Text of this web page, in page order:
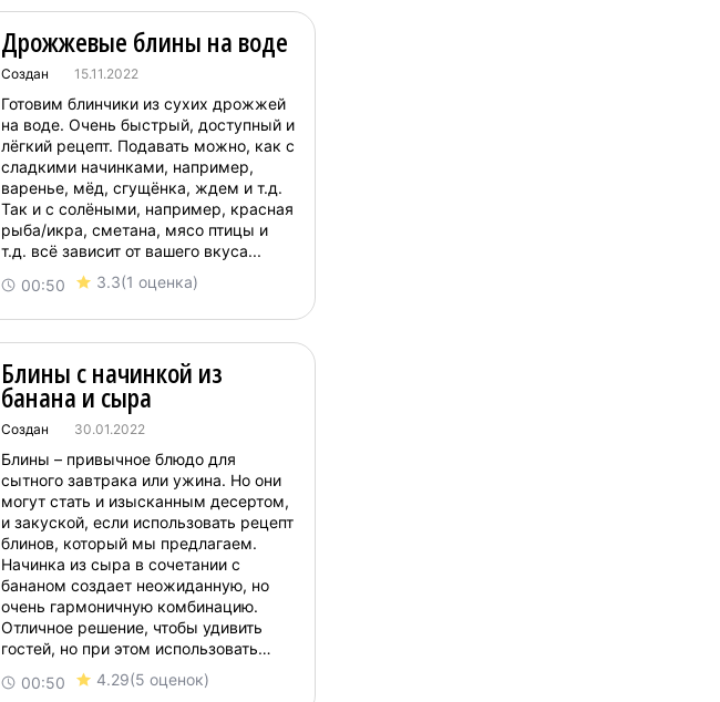
Дрожжевые блины на воде
Создан 15.11.2022
00:50 3.3(1 оценка)
Готовим блинчики из сухих дрожжей
на воде. Очень быстрый, доступный и
лёгкий рецепт. Подавать можно, как с
сладкими начинками, например,
варенье, мёд, сгущёнка, ждем и т.д.
Так и с солёными, например, красная
рыба/икра, сметана, мясо птицы и
т.д. всё зависит от вашего вкуса...
Блины с начинкой из
банана и сыра
Создан 30.01.2022
00:50 4.29(5 оценок)
Блины – привычное блюдо для
сытного завтрака или ужина. Но они
могут стать и изысканным десертом,
и закуской, если использовать рецепт
блинов, который мы предлагаем.
Начинка из сыра в сочетании с
бананом создает неожиданную, но
очень гармоничную комбинацию.
Отличное решение, чтобы удивить
гостей, но при этом использовать
привычные доступные продукты и
потратить совсем немного времени на